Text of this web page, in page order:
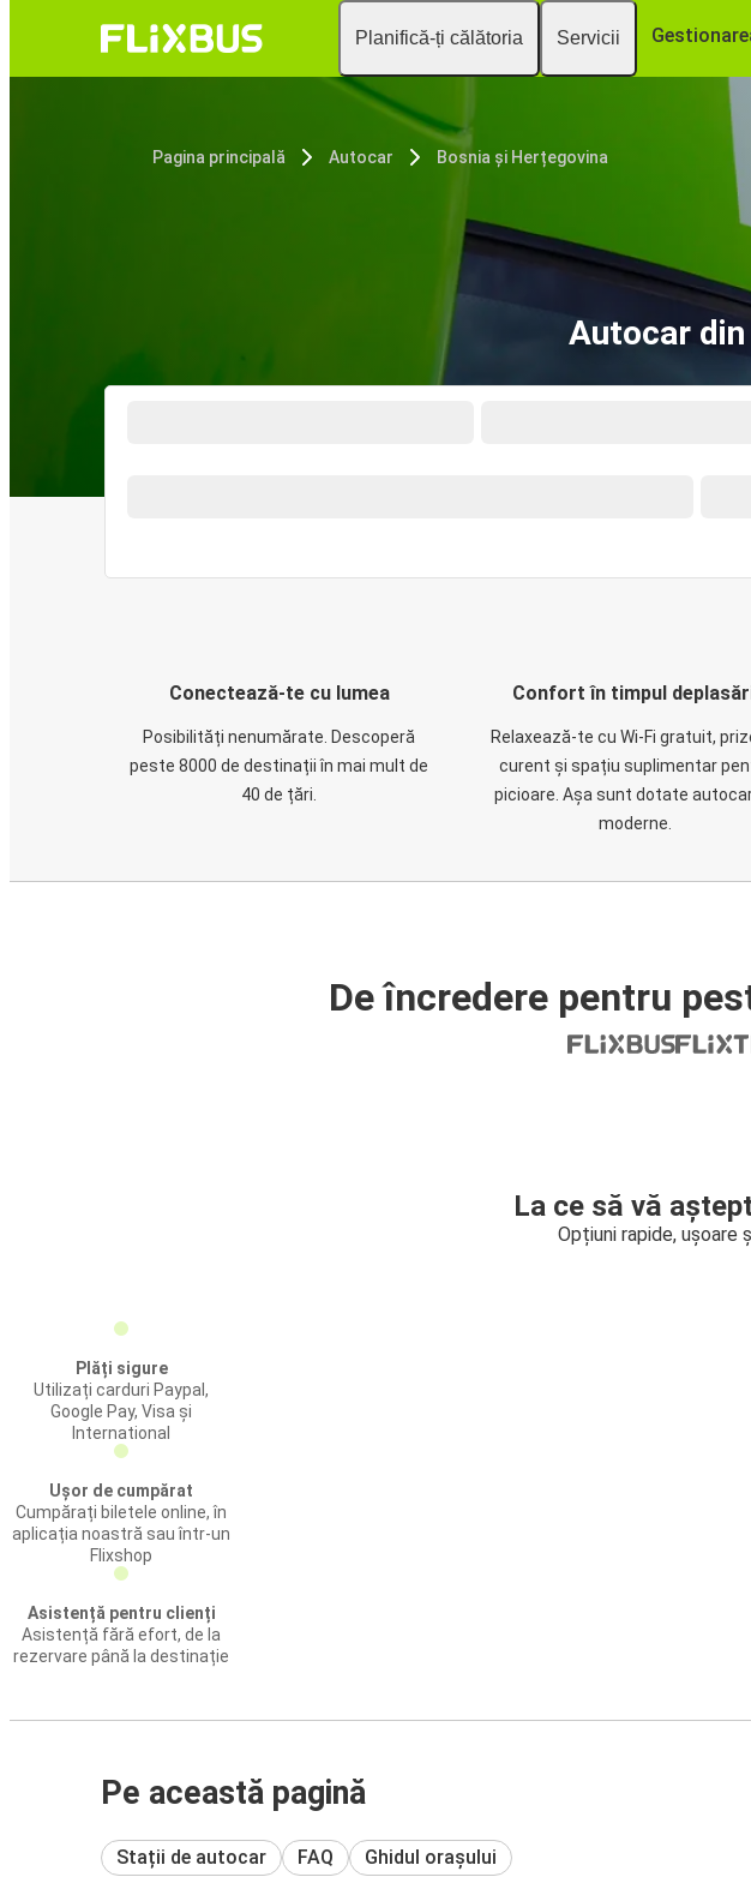
Planifică-ți călătoria Servicii
Pagina principală Autocar Bosnia și Herțegovina
Autocar
Conectează-te cu lumea
Posibilități nenumărate. Descoperă
peste 8000 de destinații în mai mult de
40 de țări.
Confort în timpul
Relaxează-te cu Wi-Fi gratuit,
curent și spațiu suplimentar
picioare. Așa sunt dotate
moderne.
De încredere pentru
La ce să vă
Opțiuni rapide, ușoare
Plăți sigure
Utilizați carduri Paypal,
Google Pay, Visa și
International
Ușor de cumpărat
Cumpărați biletele online, în
aplicația noastră sau într-un
Flixshop
Asistență pentru clienți
Asistență fără efort, de la
rezervare până la destinație
Pe această pagină
Stații de autocar FAQ Ghidul orașului